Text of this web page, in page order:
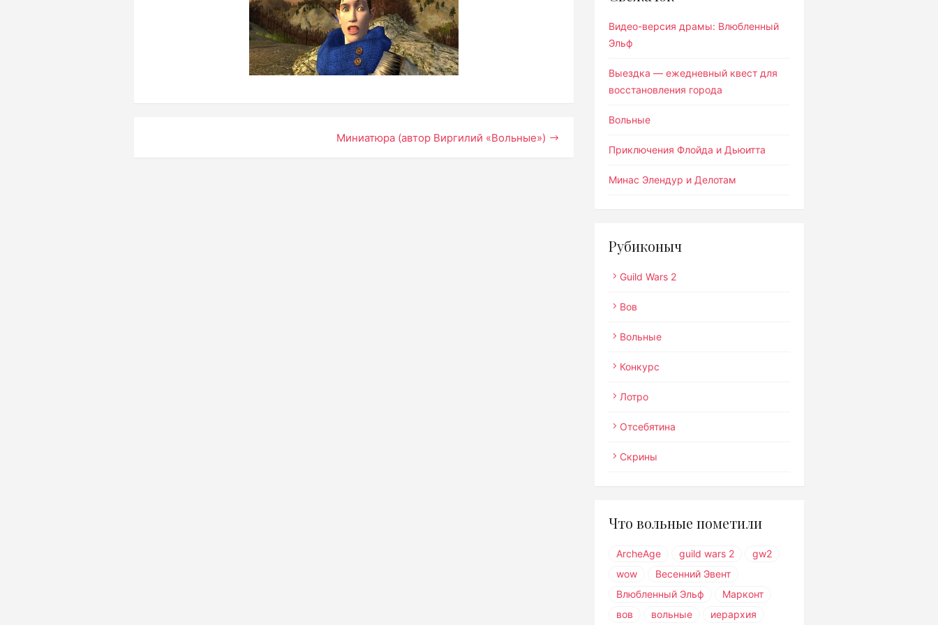
Миниатюра (автор Виргилий «Вольные»)
Видео-версия драмы: Влюбленный
Эльф
Выездка — ежедневный квест для
восстановления города
Вольные
Приключения Флойда и Дьюитта
Минас Элендур и Делотам
Рубиконыч
Guild Wars 2
Вов
Вольные
Конкурс
Лотро
Отсебятина
Скрины
Что вольные пометили
ArcheAge guild wars 2
gw2
wow
Весенний Эвент
Влюбленный Эльф
Марконт
вов
вольные иерархия